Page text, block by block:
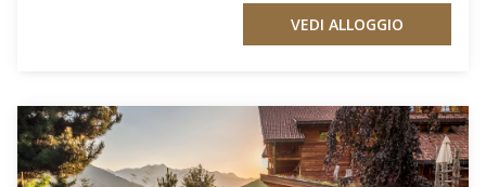
VEDI ALLOGGIO